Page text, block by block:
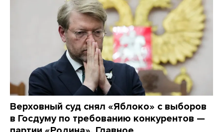
Верховный суд снял «Яблоко» с выборов
в Госдуму по требованию конкурентов —